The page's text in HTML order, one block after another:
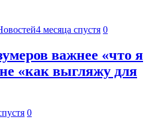
4 месяца спустя 0
важнее «что я
«как выгляжу для
0